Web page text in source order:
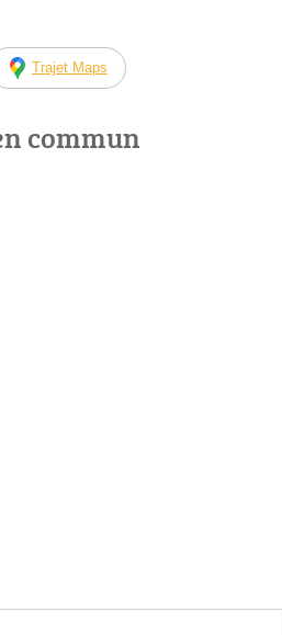
Trajet Maps
commun